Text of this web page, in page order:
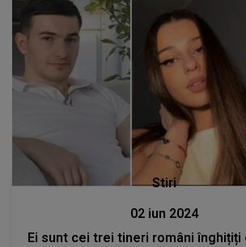
Stiri
02 iun 2024
Ei sunt cei trei tineri români înghițiți